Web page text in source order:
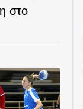
στο